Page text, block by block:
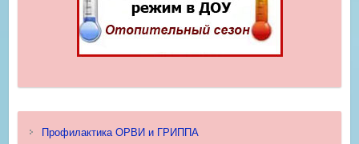
Профилактика ОРВИ и ГРИППА